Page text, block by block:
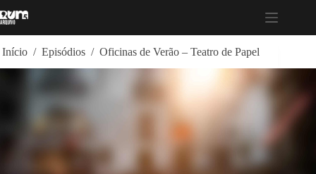
para
Início / Episódios / Oficinas de Verão – Teatro de Papel